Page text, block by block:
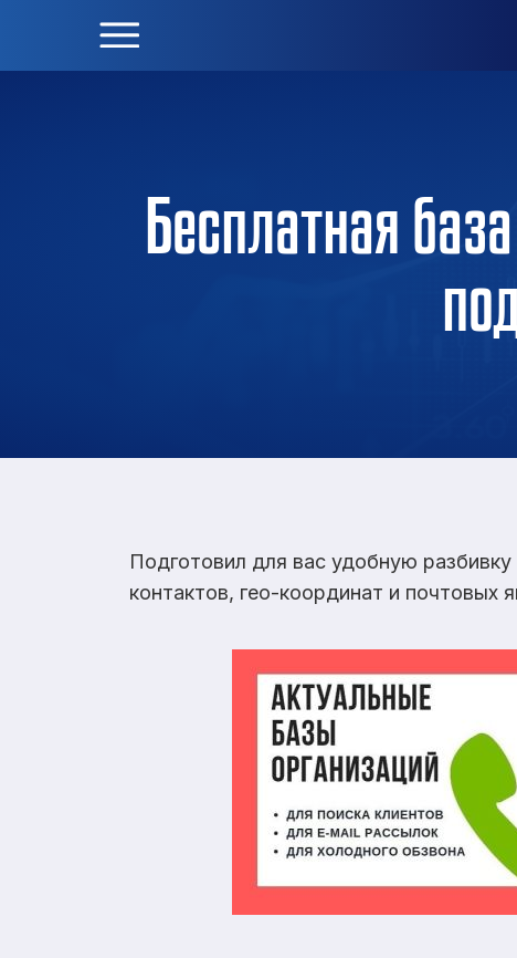
Бесплатная
Подготовил для вас удобную
контактов, гео-координат и почтовых